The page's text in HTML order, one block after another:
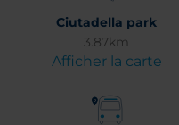
Ciutadella park
3.87km
Afficher la carte